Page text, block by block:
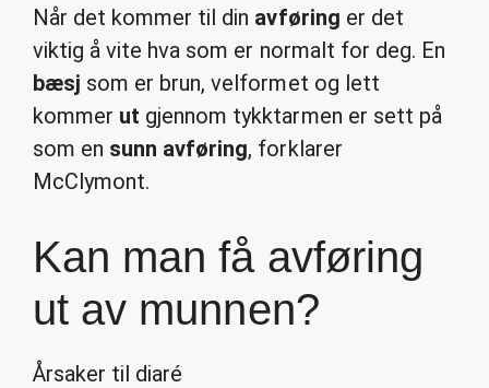
Når det kommer til din avføring er det
viktig å vite hva som er normalt for deg. En
bæsj som er brun, velformet og lett
kommer ut gjennom tykktarmen er sett på
som en sunn avføring, forklarer
McClymont.
Kan man få avføring
ut av munnen?
Årsaker til diaré